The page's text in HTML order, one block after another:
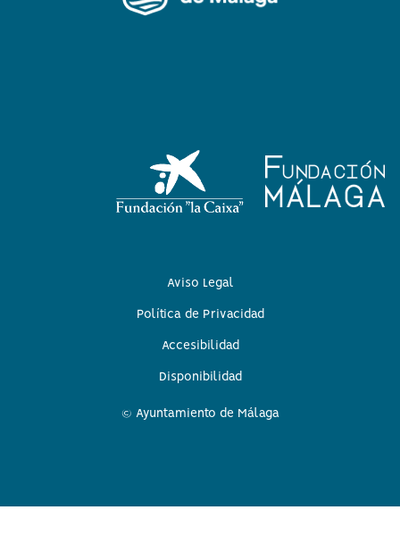
Aviso Legal
Política de Privacidad
Accesibilidad
Disponibilidad
© Ayuntamiento de Málaga